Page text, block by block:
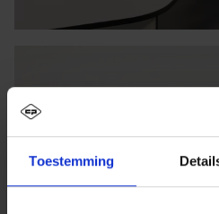
Toestemming